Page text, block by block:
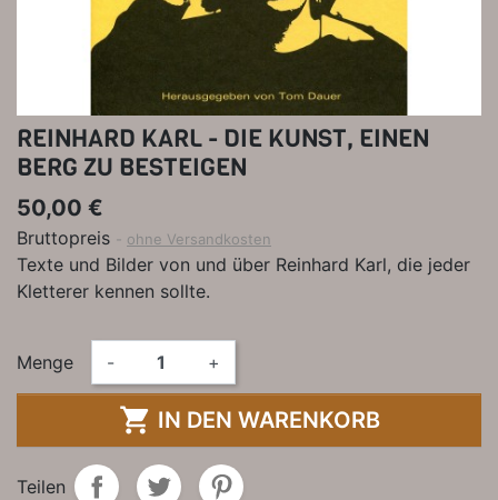
REINHARD KARL - DIE KUNST, EINEN
BERG ZU BESTEIGEN
50,00 €
Bruttopreis ohne Versandkosten
Texte und Bilder von und über Reinhard Karl, die jeder
Kletterer kennen sollte.
Menge - +
 IN DEN WARENKORB
Teilen